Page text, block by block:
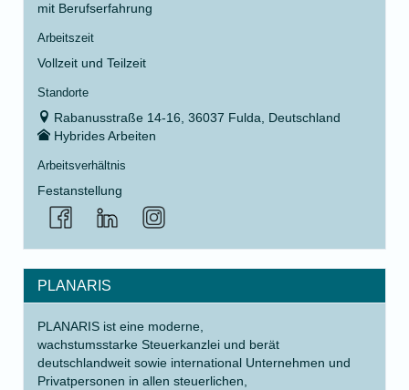
mit Berufserfahrung
Arbeitszeit
Vollzeit und Teilzeit
Standorte
Rabanusstraße 14-16, 36037 Fulda, Deutschland
Hybrides Arbeiten
Arbeitsverhältnis
Festanstellung
PLANARIS
PLANARIS ist eine moderne,
wachstumsstarke Steuerkanzlei und berät
deutschlandweit sowie international Unternehmen und
Privatpersonen in allen steuerlichen,